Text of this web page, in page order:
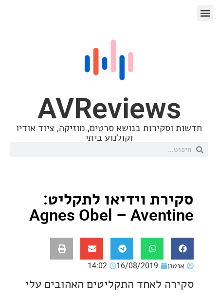
בנושא סרטים, מוזיקה, ציוד אודיו
וקולנוע ביתי
וידיאו לתקליט:
Agnes Obel –
16/08/2019
14:02
לאחד התקליטים האהובים עלי